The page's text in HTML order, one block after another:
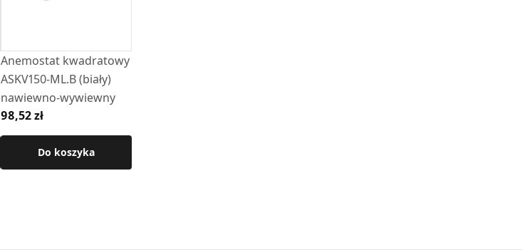
Anemostat kwadratowy
ASKV150-ML.B (biały)
nawiewno-wywiewny
98,52 zł
Do koszyka